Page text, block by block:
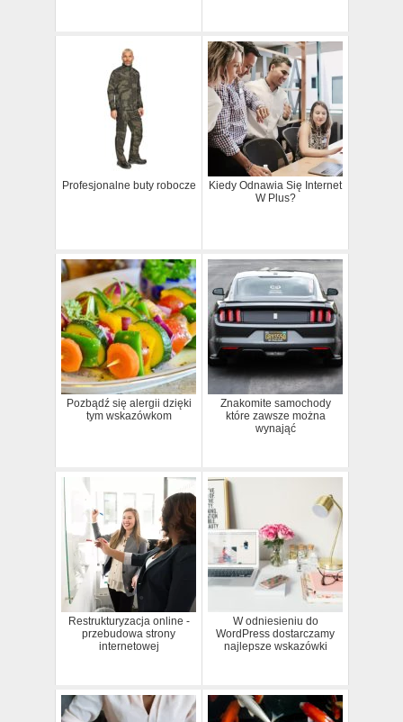
Profesjonalne buty robocze
Kiedy Odnawia Się Internet
W Plus?
Pozbądź się alergii dzięki
tym wskazówkom
Znakomite samochody
które zawsze można
wynająć
Restrukturyzacja online -
przebudowa strony
internetowej
W odniesieniu do
WordPress dostarczamy
najlepsze wskazówki